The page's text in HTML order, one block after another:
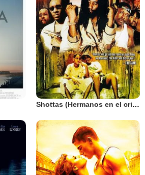
Shottas (Hermanos en el crimen)